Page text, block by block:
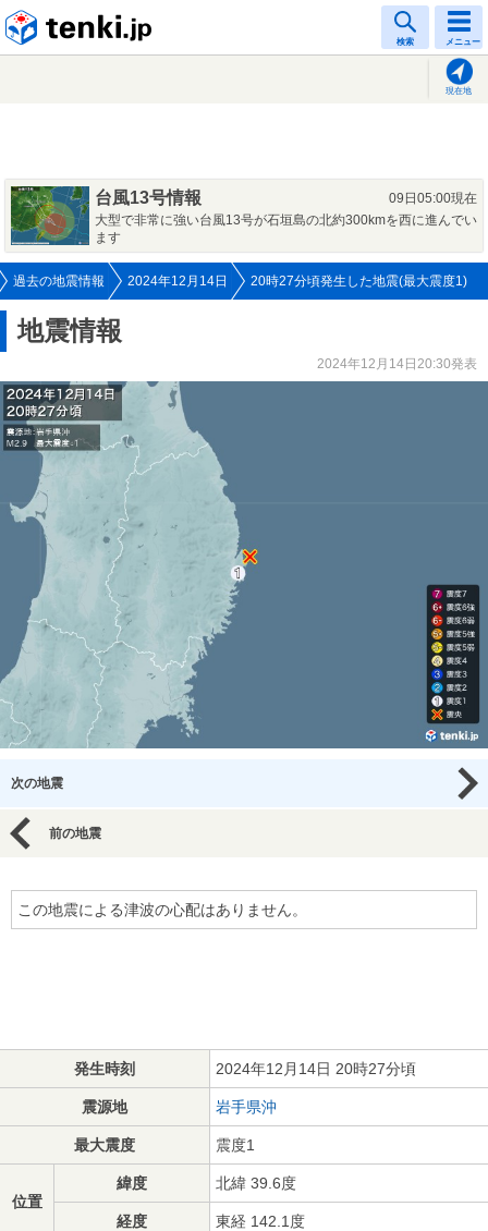
検索 メニュー
現在地
台風13号情報
09日05:00現在
大型で非常に強い台風13号が石垣島の北約300kmを西に進んでい
ます
過去の地震情報 2024年12月14日 20時27分頃発生した地震(最大震度1)
地震情報
2024年12月14日20:30発表
次の地震
前の地震
この地震による津波の心配はありません。
発生時刻 2024年12月14日 20時27分頃
震源地 岩手県沖
最大震度 震度1
位置
緯度 北緯 39.6度
経度 東経 142.1度